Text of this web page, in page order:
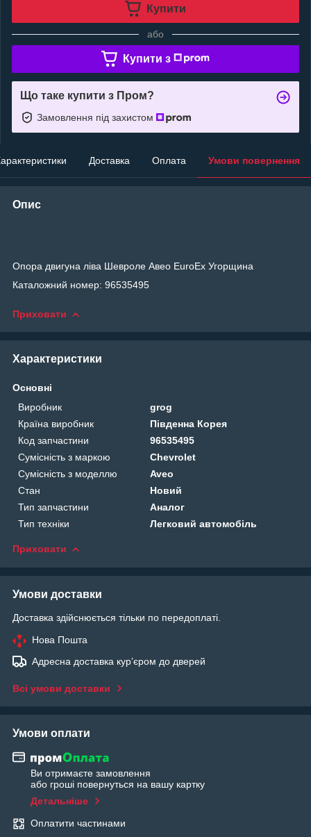
Купити
або
Купити з
Що таке купити з Пром?
Замовлення під захистом
Доставка Оплата Умови повернення
Опис
Опора двигуна ліва Шевроле Авео EuroEx Угорщина
Каталожний номер: 96535495
Приховати
Характеристики
Основні
Виробник
grog
Країна виробник
Південна Корея
Код запчастини
96535495
Сумісність з маркою
Chevrolet
Сумісність з моделлю
Aveo
Стан
Новий
Тип запчастини
Аналог
Тип техніки
Легковий автомобіль
Приховати
Умови доставки
Доставка здійснюється тільки по передоплаті.
Нова Пошта
Адресна доставка курʼєром до дверей
Всі умови доставки
Умови оплати
Ви отримаєте замовлення
або гроші повернуться на вашу картку
Детальніше
Оплатити частинами